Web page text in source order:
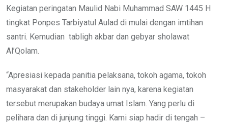
Kegiatan peringatan Maulid Nabi Muhammad SAW 1445 H
tingkat Ponpes Tarbiyatul Aulad di mulai dengan imtihan
santri. Kemudian tabligh akbar dan gebyar sholawat
Al’Qolam.
“Apresiasi kepada panitia pelaksana, tokoh agama, tokoh
masyarakat dan stakeholder lain nya, karena kegiatan
tersebut merupakan budaya umat Islam. Yang perlu di
pelihara dan di junjung tinggi. Kami siap hadir di tengah –